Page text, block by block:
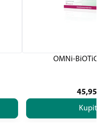
OMNi-BiOTiC
45,95
Kupite